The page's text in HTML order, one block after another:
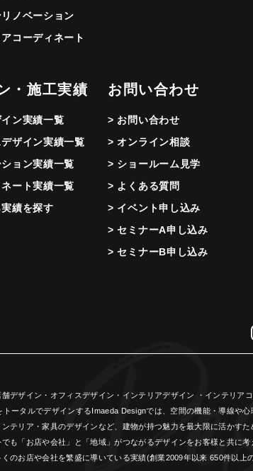
ノベーション
コーディネート
・施工実績
ン実績一覧
ザイン実績一覧
ョン実績一覧
ート実績一覧
績を探す
お問い合わせ
> お問い合わせ
> オンライン相談
> ショールーム見学
> よくある質問
> イベント申し込み
> セミナーA申し込み
> セミナーB申し込み
デザイン・オフィスデザイン・インテリアデザイン ・インテリア
ータルでデザインするImaeda Designでは、空間の機能・導線や
テリア・家具のデザインなど、建物が持つ魅力を最大限に活かす
も「お店や会社」と「地域」がつながるデザインをお客様と共に
のお店や会社を繁盛に導いている実績(創業2009年以来 650件以上